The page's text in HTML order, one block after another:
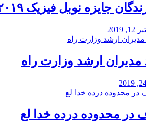
جایزه نوبل فیزیک ۲۰۱۹
2019
مدیران ارشد وزارت راه
در محدوده درده خدا لع